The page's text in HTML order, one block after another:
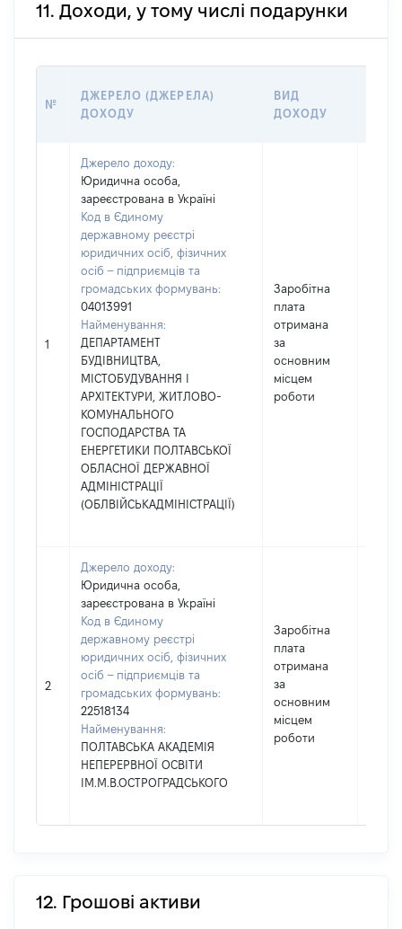
11. Доходи, у тому числі подарунки
№
ДЖЕРЕЛО (ДЖЕРЕЛА)
ДОХОДУ
ВИД
ДОХОДУ
1
Джерело доходу:
Юридична особа,
зареєстрована в Україні
Код в Єдиному
державному реєстрі
юридичних осіб, фізичних
осіб – підприємців та
громадських формувань:
04013991
Найменування:
ДЕПАРТАМЕНТ
БУДІВНИЦТВА,
МІСТОБУДУВАННЯ І
АРХІТЕКТУРИ, ЖИТЛОВО-
КОМУНАЛЬНОГО
ГОСПОДАРСТВА ТА
ЕНЕРГЕТИКИ ПОЛТАВСЬКОЇ
ОБЛАСНОЇ ДЕРЖАВНОЇ
АДМІНІСТРАЦІЇ
(ОБЛВІЙСЬКАДМІНІСТРАЦІЇ)
Заробітна
плата
отримана
за
основним
місцем
роботи
2
Джерело доходу:
Юридична особа,
зареєстрована в Україні
Код в Єдиному
державному реєстрі
юридичних осіб, фізичних
осіб – підприємців та
громадських формувань:
22518134
Найменування:
ПОЛТАВСЬКА АКАДЕМІЯ
НЕПЕРЕРВНОЇ ОСВІТИ
ІМ.М.В.ОСТРОГРАДСЬКОГО
Заробітна
плата
отримана
за
основним
місцем
роботи
12. Грошові активи